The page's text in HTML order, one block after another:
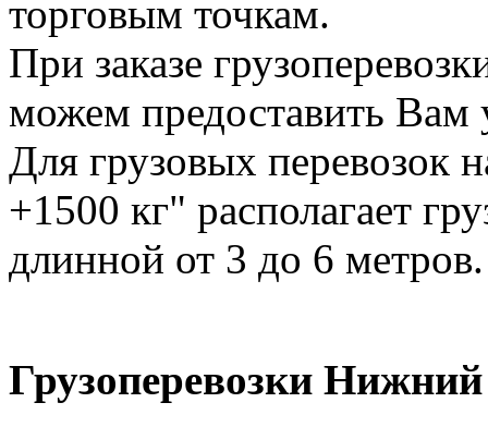
торговым точкам.
При заказе
можем предоставить Вам
Для грузовых перевозок
+1500 кг" располагает
длинной от 3 до 6 метров.
Грузоперевозки